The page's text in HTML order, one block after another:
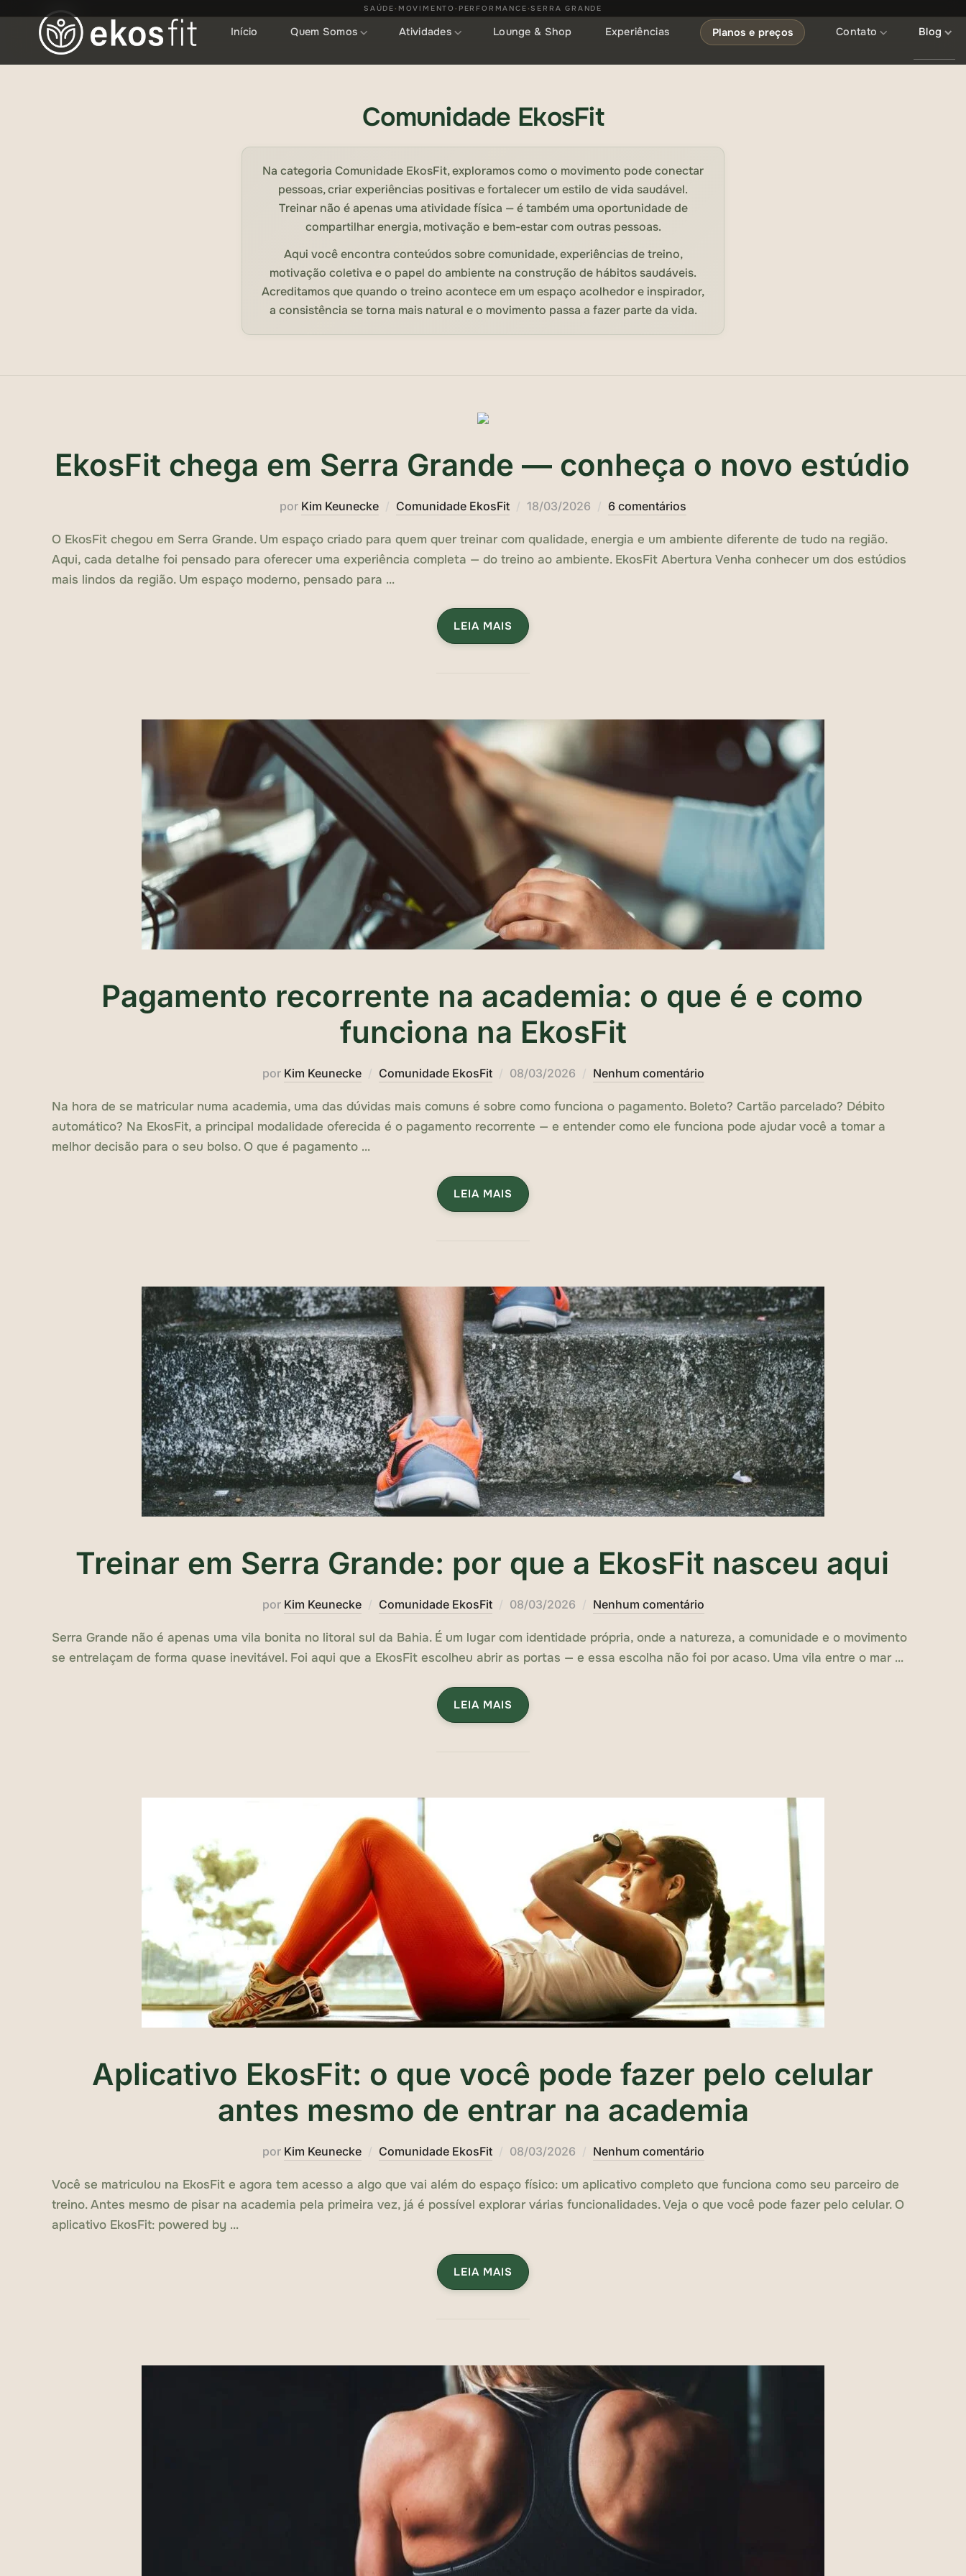
SAÚDE • MOVIMENTO • PERFORMANCE •SERRA GRANDE
Início Quem Somos Atividades Lounge & Shop Experiências Planos e preços Contato Blog
Comunidade EkosFit
Na categoria Comunidade EkosFit, exploramos como o movimento pode conectar
pessoas, criar experiências positivas e fortalecer um estilo de vida saudável.
Treinar não é apenas uma atividade física — é também uma oportunidade de
compartilhar energia, motivação e bem-estar com outras pessoas.
Aqui você encontra conteúdos sobre comunidade, experiências de treino,
motivação coletiva e o papel do ambiente na construção de hábitos saudáveis.
Acreditamos que quando o treino acontece em um espaço acolhedor e inspirador,
a consistência se torna mais natural e o movimento passa a fazer parte da vida.
EkosFit chega em Serra Grande — conheça o novo estúdio
por Kim Keunecke Comunidade EkosFit
Publicado
18/03/2026 6 comentários
O EkosFit chegou em Serra Grande. Um espaço criado para quem quer treinar com qualidade, energia e um ambiente diferente de tudo na região.
Aqui, cada detalhe foi pensado para oferecer uma experiência completa — do treino ao ambiente. EkosFit Abertura Venha conhecer um dos estúdios
mais lindos da região. Um espaço moderno, pensado para …
LEIA MAIS
„EKOSFIT CHEGA EM SERRA GRANDE — CONHEÇA O NOVO ESTÚDIO“
Pagamento recorrente na academia: o que é e como
funciona na EkosFit
por Kim Keunecke Comunidade EkosFit
Publicado
08/03/2026 Nenhum comentário
Na hora de se matricular numa academia, uma das dúvidas mais comuns é sobre como funciona o pagamento. Boleto? Cartão parcelado? Débito
automático? Na EkosFit, a principal modalidade oferecida é o pagamento recorrente — e entender como ele funciona pode ajudar você a tomar a
melhor decisão para o seu bolso. O que é pagamento …
LEIA MAIS
„PAGAMENTO RECORRENTE NA ACADEMIA: O QUE É E COMO FUNCIONA NA
Treinar em Serra Grande: por que a EkosFit nasceu aqui
por Kim Keunecke Comunidade EkosFit
Publicado
08/03/2026 Nenhum comentário
Serra Grande não é apenas uma vila bonita no litoral sul da Bahia. É um lugar com identidade própria, onde a natureza, a comunidade e o movimento
se entrelaçam de forma quase inevitável. Foi aqui que a EkosFit escolheu abrir as portas — e essa escolha não foi por acaso. Uma vila entre o mar …
LEIA MAIS
„TREINAR EM SERRA GRANDE: POR QUE A EKOSFIT NASCEU AQUI“
Aplicativo EkosFit: o que você pode fazer pelo celular
antes mesmo de entrar na academia
por Kim Keunecke Comunidade EkosFit
Publicado
08/03/2026 Nenhum comentário
Você se matriculou na EkosFit e agora tem acesso a algo que vai além do espaço físico: um aplicativo completo que funciona como seu parceiro de
treino. Antes mesmo de pisar na academia pela primeira vez, já é possível explorar várias funcionalidades. Veja o que você pode fazer pelo celular. O
aplicativo EkosFit: powered by …
LEIA MAIS
„APLICATIVO EKOSFIT: O QUE VOCÊ PODE FAZER PELO CELULAR ANTES MESMO